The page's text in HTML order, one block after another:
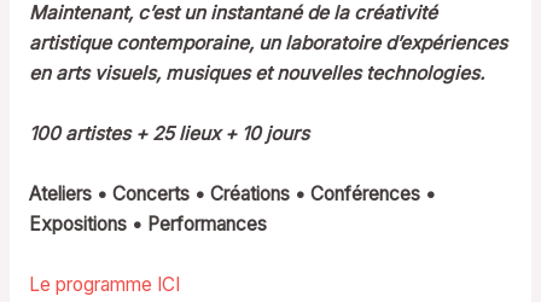
Maintenant, c’est un instantané de la créativité
artistique contemporaine, un laboratoire d’expériences
en arts visuels, musiques et nouvelles technologies.
100 artistes + 25 lieux + 10 jours
Ateliers • Concerts • Créations • Conférences •
Expositions • Performances
Le programme ICI